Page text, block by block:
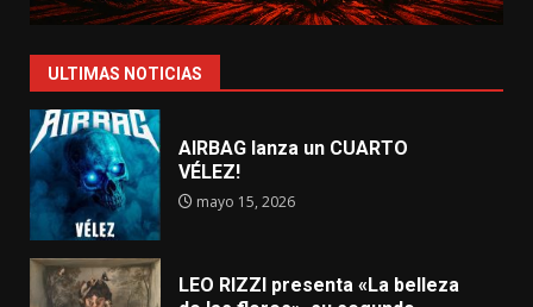
ULTIMAS NOTICIAS
AIRBAG lanza un CUARTO
VÉLEZ!
mayo 15, 2026
LEO RIZZI presenta «La belleza